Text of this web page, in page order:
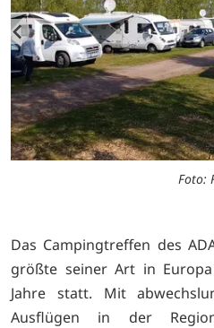
Foto:
Das Campingtreffen des
größte seiner Art in
Jahre statt. Mit
Ausflügen in der